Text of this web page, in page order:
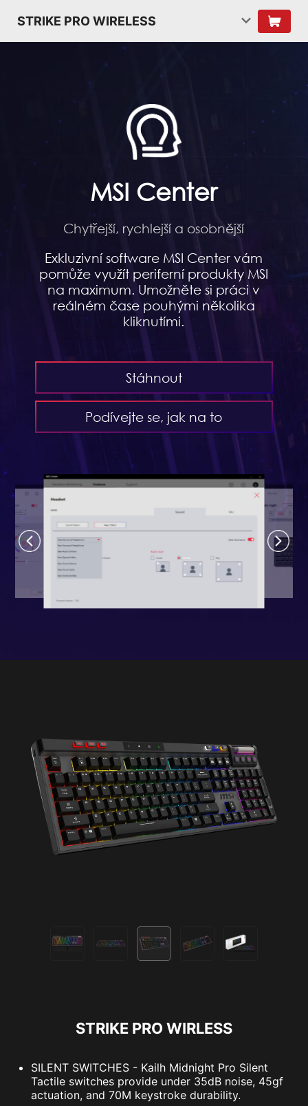
STRIKE PRO WIRELESS
MSI Center
Chytřejší, rychlejší a osobnější
Exkluzivní software MSI Center vám
pomůže využít periferní produkty MSI
na maximum. Umožněte si práci v
reálném čase pouhými několika
kliknutími.
Stáhnout
Podívejte se, jak na to
STRIKE PRO WIRLESS
SILENT SWITCHES - Kailh Midnight Pro Silent
Tactile switches provide under 35dB noise, 45gf
actuation, and 70M keystroke durability.